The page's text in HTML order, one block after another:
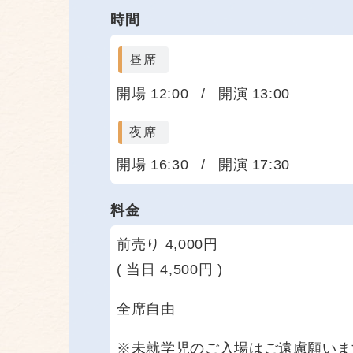
時間
昼席
開場 12:00 / 開演 13:00
夜席
開場 16:30 / 開演 17:30
料金
前売り 4,000円
( 当日 4,500円 )
全席自由
※未就学児のご入場はご遠慮願い